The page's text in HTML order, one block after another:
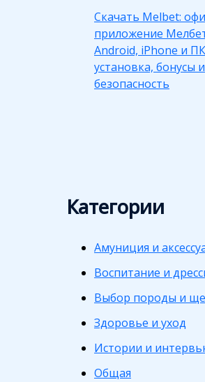
Скачать Melbet:
приложение
Android, iPhone и
установка, бонусы и
безопасность
Категории
Амуниция и
Воспитание и
Выбор породы и
Здоровье и уход
Истории и
Общая